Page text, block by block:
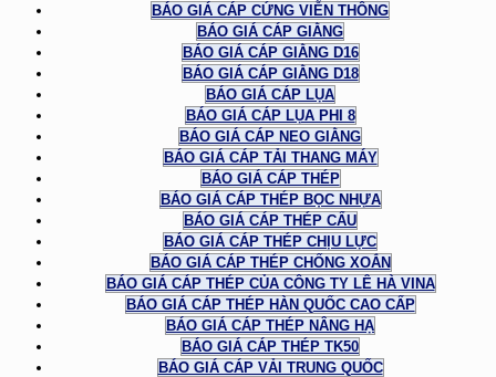
BÁO GIÁ CÁP CỨNG VIỄN THÔNG
BÁO GIÁ CÁP GIẰNG
BÁO GIÁ CÁP GIẰNG D16
BÁO GIÁ CÁP GIẰNG D18
BÁO GIÁ CÁP LỤA
BÁO GIÁ CÁP LỤA PHI 8
BÁO GIÁ CÁP NEO GIẰNG
BÁO GIÁ CÁP TẢI THANG MÁY
BÁO GIÁ CÁP THÉP
BÁO GIÁ CÁP THÉP BỌC NHỰA
BÁO GIÁ CÁP THÉP CẨU
BÁO GIÁ CÁP THÉP CHỊU LỰC
BÁO GIÁ CÁP THÉP CHỐNG XOẮN
BÁO GIÁ CÁP THÉP CỦA CÔNG TY LÊ HÀ VINA
BÁO GIÁ CÁP THÉP HÀN QUỐC CAO CẤP
BÁO GIÁ CÁP THÉP NÂNG HẠ
BÁO GIÁ CÁP THÉP TK50
BÁO GIÁ CÁP VẢI TRUNG QUỐC